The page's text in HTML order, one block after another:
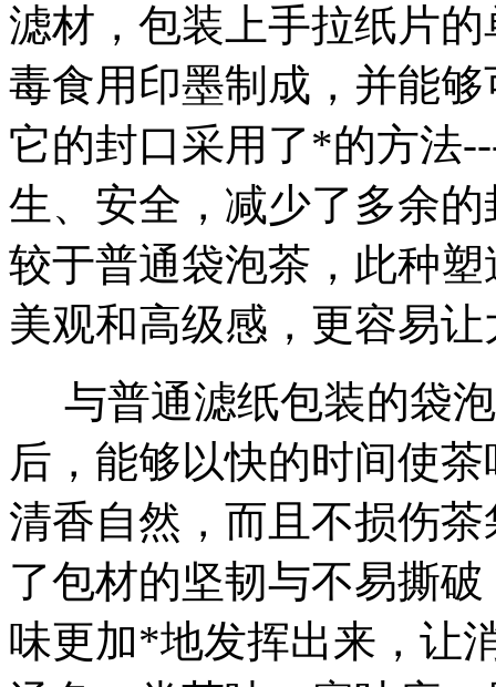
滤材，包装上手拉纸片
毒食用印墨制成，并能够
它的封口采用了*的方法
生、安全，减少了多余
较于普通袋泡茶，此种
美观和高级感，更容易
与普通滤纸包装的袋
后，能够以快的时间使
清香自然，而且不损伤
了包材的坚韧与不易撕
味更加*地发挥出来，让